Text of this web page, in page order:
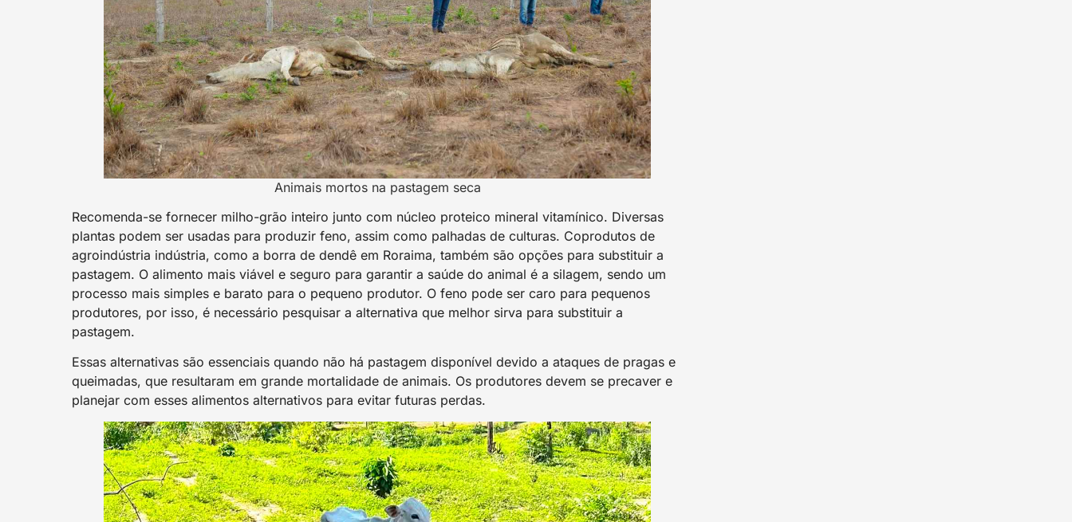
Animais mortos na pastagem seca
Recomenda-se fornecer milho-grão inteiro junto com núcleo proteico mineral vitamínico. Diversas
plantas podem ser usadas para produzir feno, assim como palhadas de culturas. Coprodutos de
agroindústria indústria, como a borra de dendê em Roraima, também são opções para substituir a
pastagem. O alimento mais viável e seguro para garantir a saúde do animal é a silagem, sendo um
processo mais simples e barato para o pequeno produtor. O feno pode ser caro para pequenos
produtores, por isso, é necessário pesquisar a alternativa que melhor sirva para substituir a
pastagem.
Essas alternativas são essenciais quando não há pastagem disponível devido a ataques de pragas e
queimadas, que resultaram em grande mortalidade de animais. Os produtores devem se precaver e
planejar com esses alimentos alternativos para evitar futuras perdas.